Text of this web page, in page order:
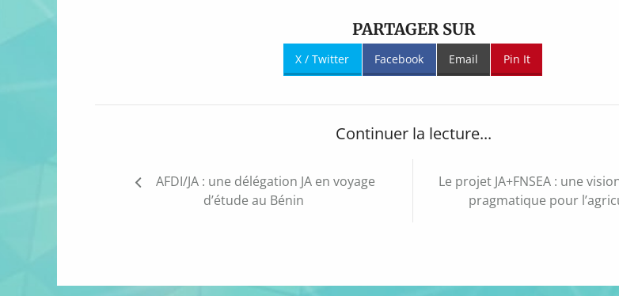
PARTAGER SUR
X / Twitter Facebook Email Pin It
Continuer la lecture...
NavigationAFDI/JA : une délégation JA en voyage
d’étude au Bénin
Le projet JA+FNSEA : une
pragmatique pour